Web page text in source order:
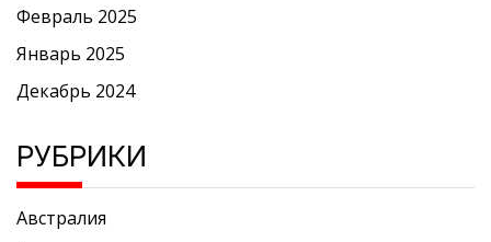
Февраль 2025
Январь 2025
Декабрь 2024
РУБРИКИ
Австралия